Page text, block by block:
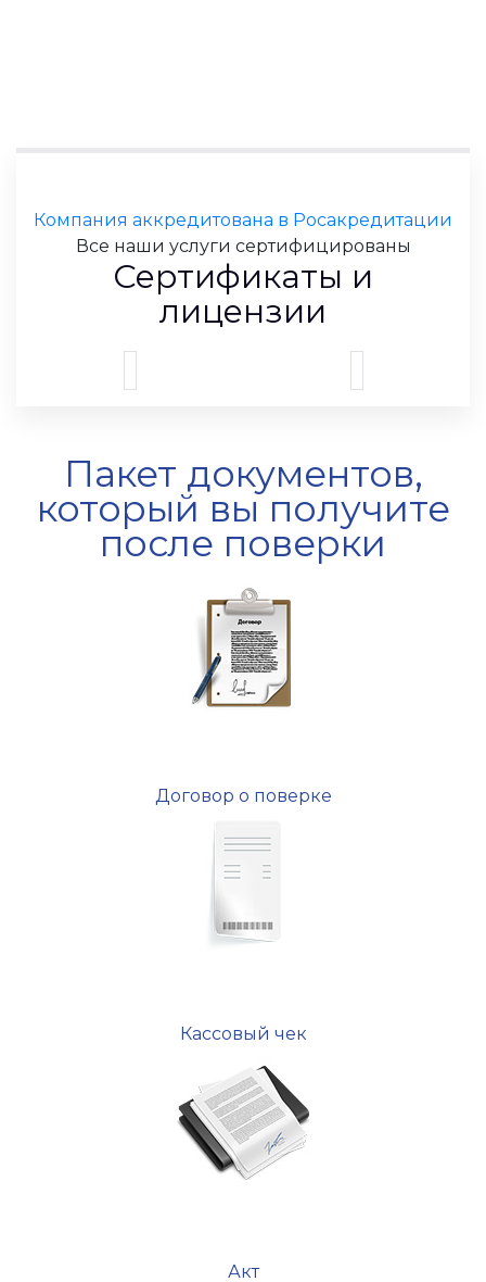
Компания аккредитована в Росакредитации
Все наши услуги сертифицированы
Сертификаты и
лицензии
Пакет документов,
который вы получите
после поверки
Договор о поверке
Кассовый чек
Акт